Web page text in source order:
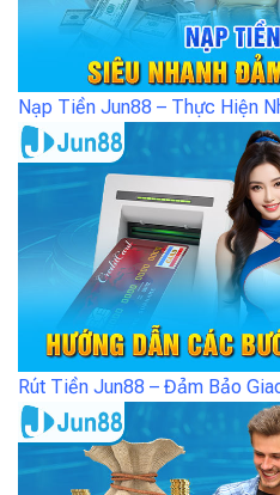
Nạp Tiền Jun88 – Thực Hiện
Rút Tiền Jun88 – Đảm Bảo